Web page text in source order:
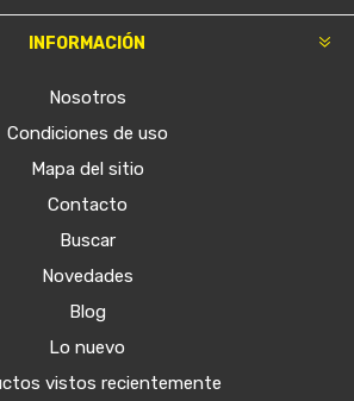
INFORMACIÓN
Nosotros
Condiciones de uso
Mapa del sitio
Contacto
Buscar
Novedades
Blog
Lo nuevo
vistos recientemente